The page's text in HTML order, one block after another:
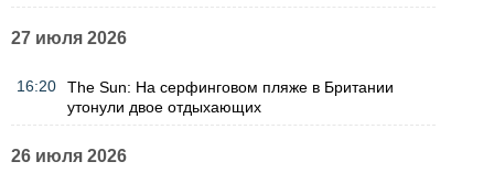
27 июля 2026
16:20
The Sun: На серфинговом пляже в Британии
утонули двое отдыхающих
26 июля 2026